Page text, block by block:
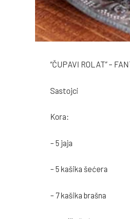
“ČUPAVI ROLAT” –
Sastojci
Kora:
– 5 jaja
– 5 kašika šećera
– 7 kašika brašna